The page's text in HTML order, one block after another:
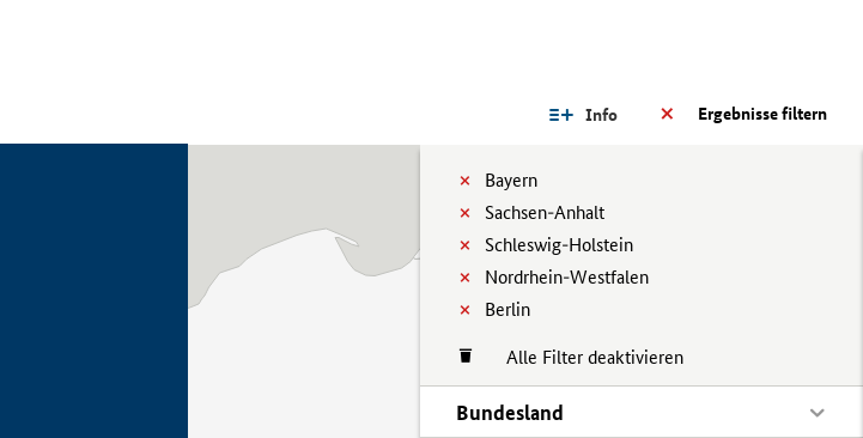
Ergebnisse filtern
Info
Bayern
Sachsen-Anhalt
Schleswig-Holstein
Nordrhein-Westfalen
Berlin
Alle Filter deaktivieren
Bundesland